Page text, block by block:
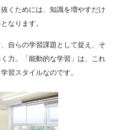
くためには、知識を増やすだけ
なります。
自らの学習課題として捉え、そ
力。「能動的な学習」は、これ
習スタイルなのです。